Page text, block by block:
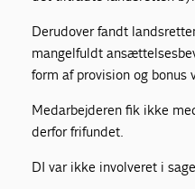
Derudover fandt
mangelfuldt
form af provision og
Medarbejderen fik ikke
derfor frifundet.
DI var ikke involveret i